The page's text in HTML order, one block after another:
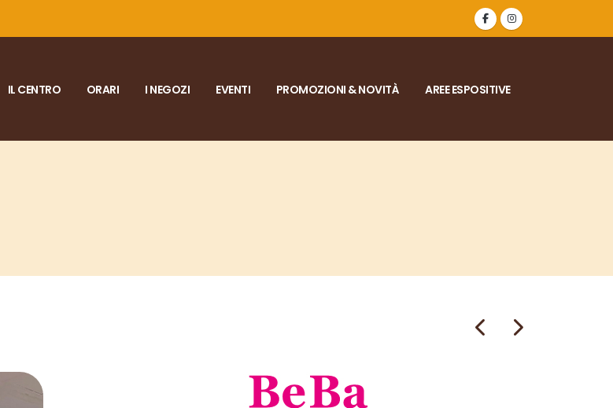
IL CENTRO ORARI I NEGOZI EVENTI PROMOZIONI & NOVITÀ AREE ESPOSITIVE